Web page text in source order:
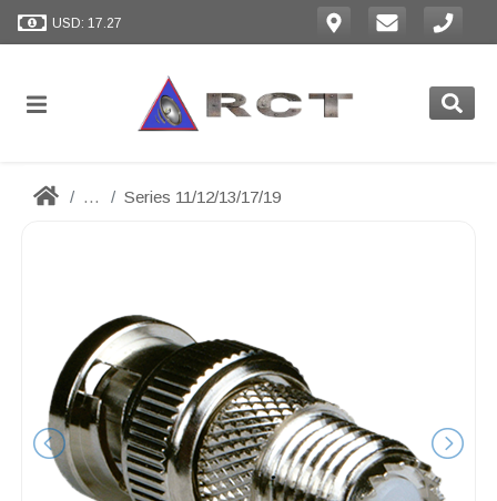
USD: 17.27
... Series 11/12/13/17/19